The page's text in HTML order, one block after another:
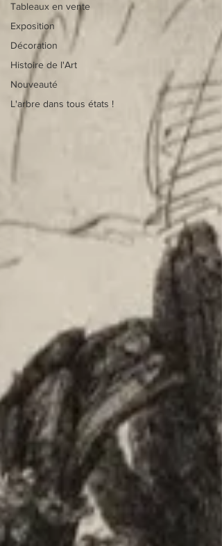
Tableaux en vente
Exposition
Décoration
Histoire de l'Art
Nouveauté
L'arbre dans tous états !